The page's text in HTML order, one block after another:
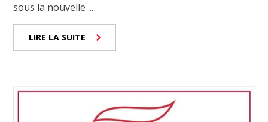
sous la nouvelle ...
LIRE LA SUITE